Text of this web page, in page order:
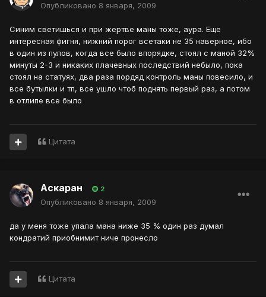
Опубликовано 8 января, 2009
Синим светишься и при жертве маны тоже, аура. Еще
интересная фигня, нижний порог всетаки не 35 наверное, ибо
в один из пулов, когда все было впорядке, стоял с маной 32%
минуты 2-3 и никаких плачевных последствий небыло, пока
стоял на статуях, два раза пордяд контроль маны повесило, и
все бутылки и тп, все ушло чтоб поднять первый раз, а потом
в отлипе все было
Цитата
Аскаран 2
Опубликовано 8 января, 2009
да у меня тоже упала мана ниже 35 % один раз думал
кондратий приобнимит ниче пронесло
Цитата